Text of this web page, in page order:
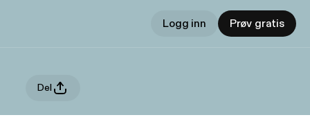
Logg inn Prøv gratis
Del